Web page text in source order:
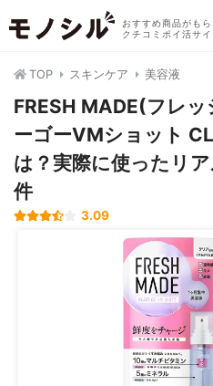
おすすめ商品がもら
クチコミポイ活サイ
TOP スキンケア 美容液
FRESH MADE(フレ
ーゴーVMショット
は？実際に使ったリ
件
3.09